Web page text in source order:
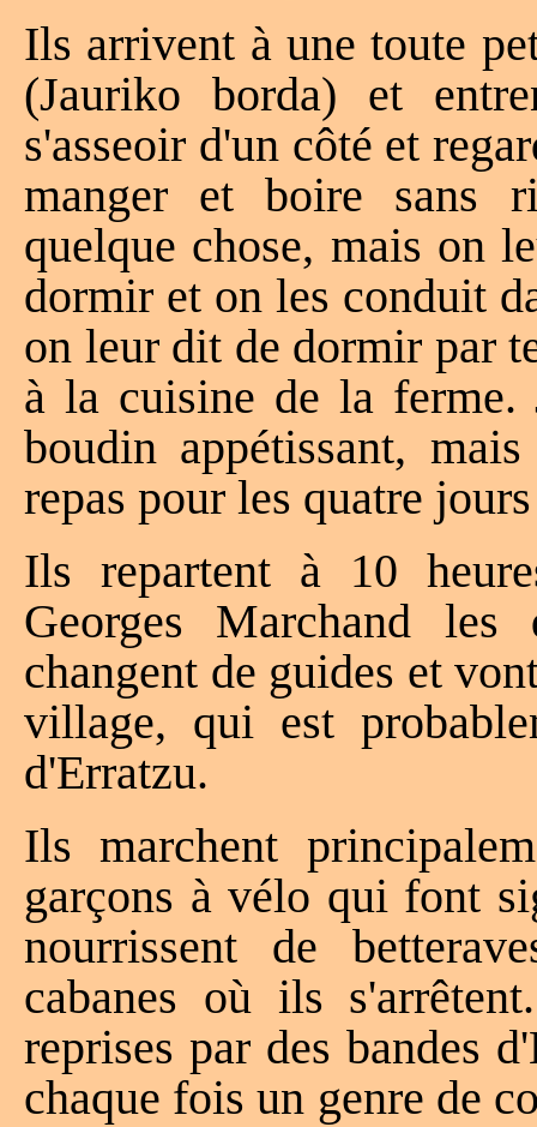
Ils arrivent à une toute
(Jauriko borda) et
s'asseoir d'un côté et
manger et boire sans
quelque chose, mais on
dormir et on les conduit
on leur dit de dormir par
à la cuisine de la
boudin appétissant,
repas pour les quatre
Ils repartent à 10
Georges Marchand
changent de guides et
village, qui est
d'Erratzu.
Ils marchent
garçons à vélo qui font
nourrissent de
cabanes où ils
reprises par des bandes
chaque fois un genre de